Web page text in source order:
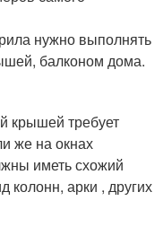
нужно выполнять
балконом дома.
крышей требует
же на окнах
иметь схожий
колонн, арки , других